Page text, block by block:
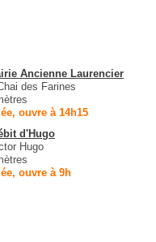
Ancienne Laurencier
des Farines
ouvre à 14h15
d'Hugo
Hugo
ouvre à 9h